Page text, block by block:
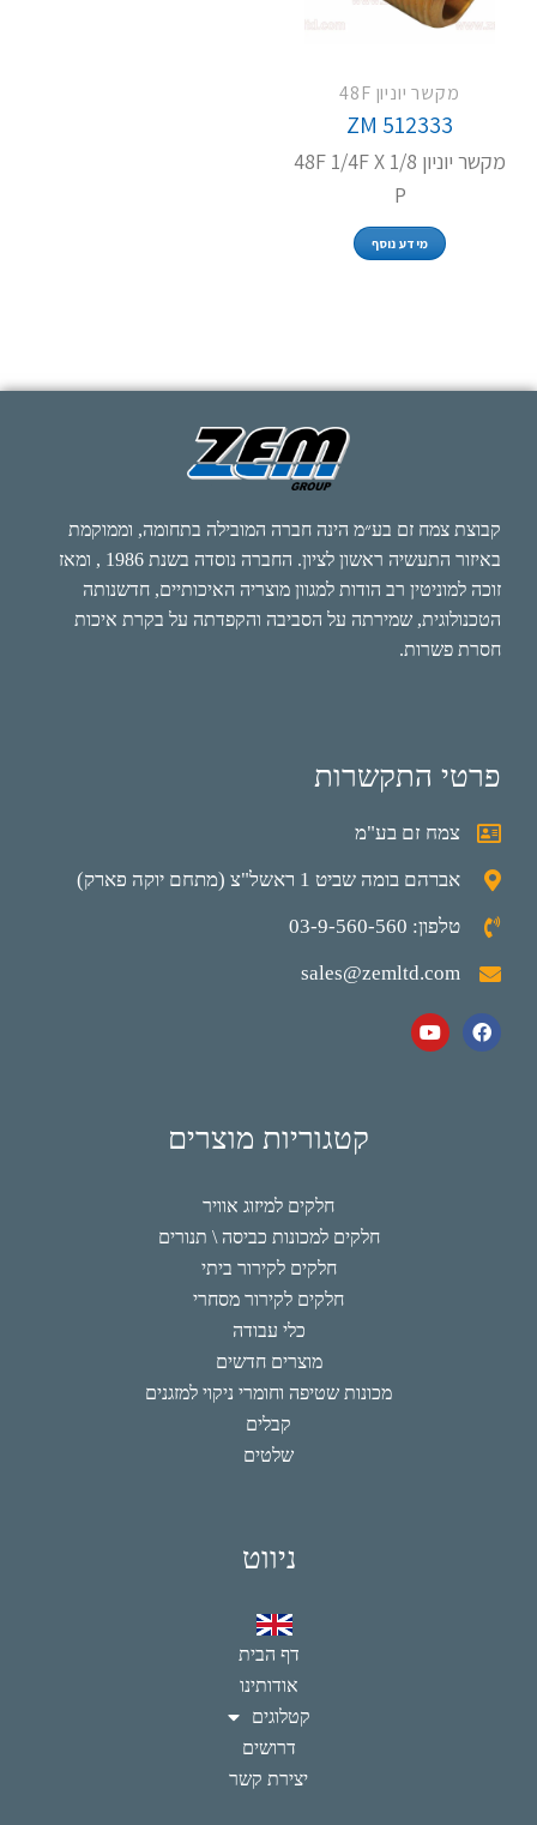
מקשר יוניון 48F
ZM 512333
מקשר יוניון 48F 1/4F X 1/8
P
מידע נוסף
קבוצת צמח זם בע״מ הינה חברה המובילה בתחומה, וממוקמת
באיזור התעשיה ראשון לציון. החברה נוסדה בשנת 1986 , ומאז
זוכה למוניטין רב הודות למגוון מוצריה האיכותיים, חדשנותה
הטכנולוגית, שמירתה על הסביבה והקפדתה על בקרת איכות
חסרת פשרות.
פרטי התקשרות
צמח זם בע"מ
אברהם בומה שביט 1 ראשל"צ (מתחם יוקה פארק)
טלפון: 03-9-560-560
sales@zemltd.com
קטגוריות מוצרים
חלקים למיזוג אוויר
חלקים למכונות כביסה \ תנורים
חלקים לקירור ביתי
חלקים לקירור מסחרי
כלי עבודה
מוצרים חדשים
מכונות שטיפה וחומרי ניקוי למזגנים
קבלים
שלטים
ניווט
דף הבית
אודותינו
קטלוגים
דרושים
יצירת קשר